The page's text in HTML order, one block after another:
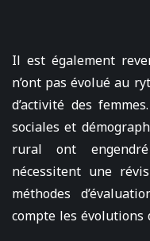
Il est également
n’ont pas évolué au
d’activité des
sociales et
rural ont
nécessitent une
méthodes
compte les évolutions